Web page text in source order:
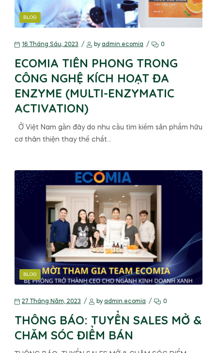
BLOG
16 Tháng Sáu, 2023 by admin.ecomia 0
ECOMIA TIÊN PHONG TRONG
CÔNG NGHỆ KÍCH HOẠT ĐA
ENZYME (MULTI-ENZYMATIC
ACTIVATION)
Ở Việt Nam gần đây do nhu cầu tìm kiếm sản phẩm hữu
cơ thân thiện thay thế chất…
BLOG
27 Tháng Năm, 2023 by admin.ecomia 0
THÔNG BÁO: TUYỂN SALES MỞ &
CHĂM SÓC ĐIỂM BÁN